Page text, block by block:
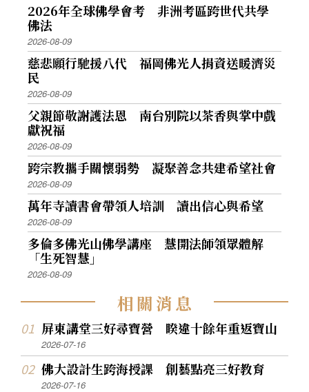
2026年全球佛學會考 非洲考區跨世代共學
佛法
2026-08-09
慈悲願行馳援八代 福岡佛光人捐資送暖濟災
民
2026-08-09
父親節敬謝護法恩 南台別院以茶香與掌中戲
獻祝福
2026-08-09
跨宗教攜手關懷弱勢 凝聚善念共建希望社會
2026-08-09
萬年寺讀書會帶領人培訓 讀出信心與希望
2026-08-09
多倫多佛光山佛學講座 慧開法師領眾體解
「生死智慧」
2026-08-09
相關消息
屏東講堂三好尋寶營 睽違十餘年重返寶山
2026-07-16
佛大設計生跨海授課 創藝點亮三好教育
2026-07-16